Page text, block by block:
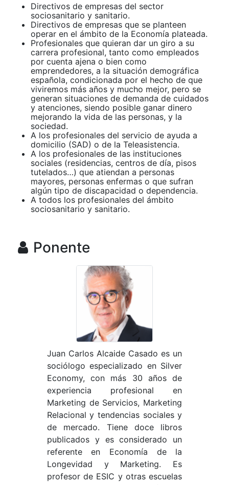
Directivos de empresas del sector
sociosanitario y sanitario.
Directivos de empresas que se planteen
operar en el ámbito de la Economía plateada.
Profesionales que quieran dar un giro a su
carrera profesional, tanto como empleados
por cuenta ajena o bien como
emprendedores, a la situación demográfica
española, condicionada por el hecho de que
viviremos más años y mucho mejor, pero se
generan situaciones de demanda de cuidados
y atenciones, siendo posible ganar dinero
mejorando la vida de las personas, y la
sociedad.
A los profesionales del servicio de ayuda a
domicilio (SAD) o de la Teleasistencia.
A los profesionales de las instituciones
sociales (residencias, centros de día, pisos
tutelados…) que atiendan a personas
mayores, personas enfermas o que sufran
algún tipo de discapacidad o dependencia.
A todos los profesionales del ámbito
sociosanitario y sanitario.
Ponente
Juan Carlos Alcaide Casado es un
sociólogo especializado en Silver
Economy, con más 30 años de
experiencia profesional en
Marketing de Servicios, Marketing
Relacional y tendencias sociales y
de mercado. Tiene doce libros
publicados y es considerado un
referente en Economía de la
Longevidad y Marketing. Es
profesor de ESIC y otras escuelas